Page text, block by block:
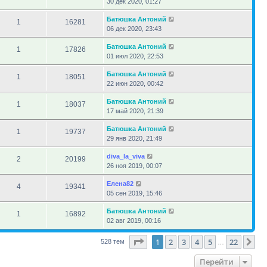
1 16281
Батюшка Антоний
06 дек 2020, 23:43
1 17826
Батюшка Антоний
01 июл 2020, 22:53
1 18051
Батюшка Антоний
22 июн 2020, 00:42
1 18037
Батюшка Антоний
17 май 2020, 21:39
1 19737
Батюшка Антоний
29 янв 2020, 21:49
2 20199
diva_la_viva
26 ноя 2019, 00:07
4 19341
Елена82
05 сен 2019, 15:46
1 16892
Батюшка Антоний
02 авг 2019, 00:16
528 тем Страница1 из 22
1 2 3 4 5 22
Перейти